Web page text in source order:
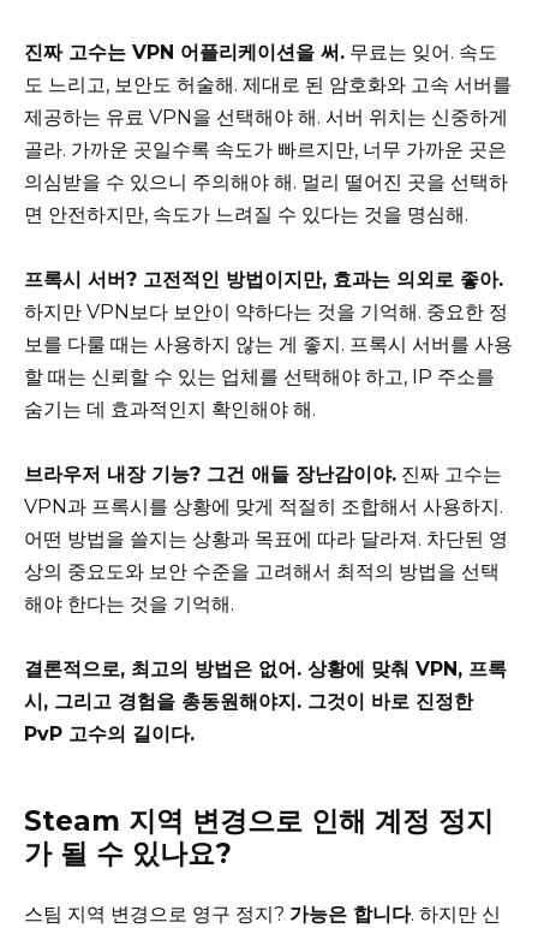
진짜 고수는 VPN 어플리케이션을 써. 무료는 잊어. 속도
도 느리고, 보안도 허술해. 제대로 된 암호화와 고속 서버를
제공하는 유료 VPN을 선택해야 해. 서버 위치는 신중하게
골라. 가까운 곳일수록 속도가 빠르지만, 너무 가까운 곳은
의심받을 수 있으니 주의해야 해. 멀리 떨어진 곳을 선택하
면 안전하지만, 속도가 느려질 수 있다는 것을 명심해.
프록시 서버? 고전적인 방법이지만, 효과는 의외로 좋아.
하지만 VPN보다 보안이 약하다는 것을 기억해. 중요한 정
보를 다룰 때는 사용하지 않는 게 좋지. 프록시 서버를 사용
할 때는 신뢰할 수 있는 업체를 선택해야 하고, IP 주소를
숨기는 데 효과적인지 확인해야 해.
브라우저 내장 기능? 그건 애들 장난감이야. 진짜 고수는
VPN과 프록시를 상황에 맞게 적절히 조합해서 사용하지.
어떤 방법을 쓸지는 상황과 목표에 따라 달라져. 차단된 영
상의 중요도와 보안 수준을 고려해서 최적의 방법을 선택
해야 한다는 것을 기억해.
결론적으로, 최고의 방법은 없어. 상황에 맞춰 VPN, 프록
시, 그리고 경험을 총동원해야지. 그것이 바로 진정한
PvP 고수의 길이다.
Steam 지역 변경으로 인해 계정 정지
가 될 수 있나요?
스팀 지역 변경으로 영구 정지? 가능은 합니다. 하지만 신